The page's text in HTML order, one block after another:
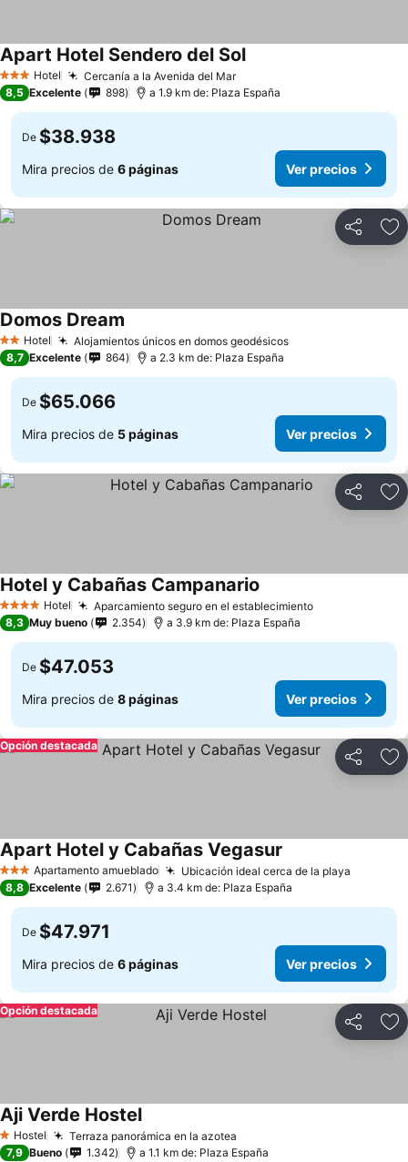
3 Estrellas
Hotel Cercanía a la Avenida del Mar
Apart Hotel Sendero del Sol
8,5 Excelente 898 a 1.9 km de: Plaza España
De $38.938
Mira precios de 6 páginas Ver precios
Compartir
2 Estrellas
Hotel Alojamientos únicos en domos geodésicos
Domos Dream
8,7 Excelente 864 a 2.3 km de: Plaza España
De $65.066
Mira precios de 5 páginas Ver precios
Compartir
4 EstrellasHotel Aparcamiento seguro en el establecimiento
Hotel y Cabañas Campanario
8,3 Muy bueno 2.354 a 3.9 km de: Plaza España
De $47.053
Mira precios de 8 páginas Ver precios
Compartir
Opción destacada
3 EstrellasApartamento amueblado Ubicación ideal cerca de la playa
Apart Hotel y Cabañas Vegasur
8,8 Excelente 2.671 a 3.4 km de: Plaza España
De $47.971
Mira precios de 6 páginas Ver precios
Compartir
Opción destacada
1 Estrellas
Hostel Terraza panorámica en la azotea
Aji Verde Hostel
7,9 Bueno 1.342 a 1.1 km de: Plaza España